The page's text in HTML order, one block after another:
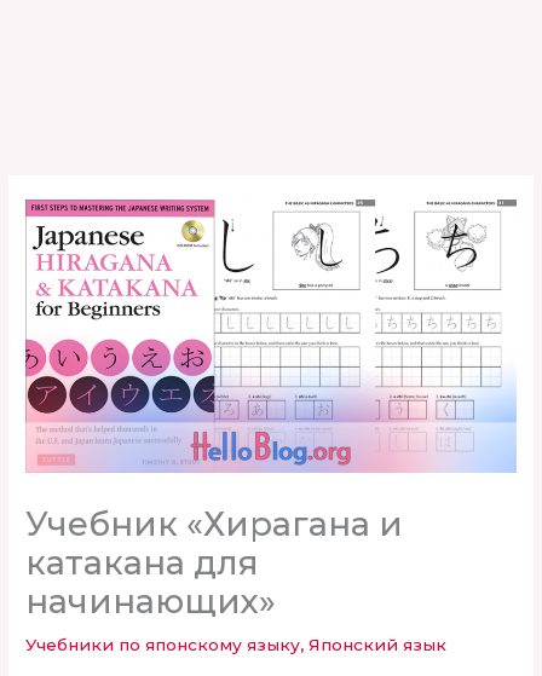
Учебник «Хирагана и
катакана для
начинающих»
Учебники по японскому языку,Японский язык